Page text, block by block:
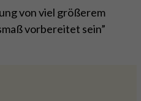
von viel größerem
vorbereitet sein”